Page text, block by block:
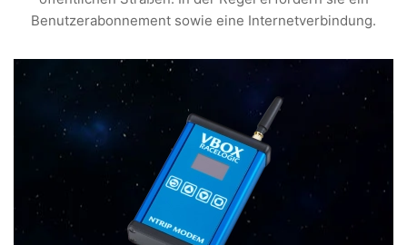
Benutzerabonnement sowie eine Internetverbindung.